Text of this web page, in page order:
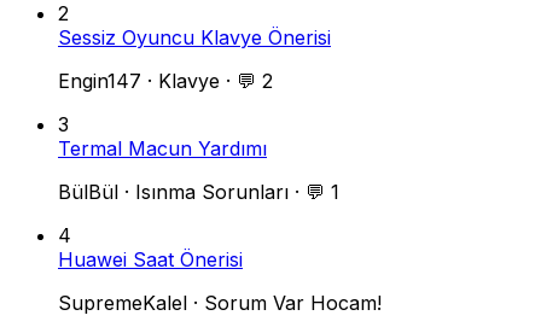
2
Sessiz Oyuncu Klavye Önerisi
Engin147 · Klavye · 💬 2
3
Termal Macun Yardımı
BülBül · Isınma Sorunları · 💬 1
4
Huawei Saat Önerisi
SupremeKalel · Sorum Var Hocam!